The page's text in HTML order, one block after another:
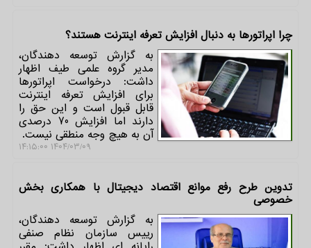
چرا اپراتورها به دنبال افزایش تعرفه اینترنت هستند؟
به گزارش توسعه دهندگان،
مدیر گروه علمی طیف اظهار
داشت: درخواست اپراتورها
برای افزایش تعرفه اینترنت
قابل قبول است و این حق را
دارند اما افزایش 70 درصدی
آن به هیچ وجه منطقی نیست.
۱۴۰۴/۰۳/۰۹ ۱۴:۱۵:۰۰
تدوین طرح رفع موانع اقتصاد دیجیتال با همکاری بخش
خصوصی
به گزارش توسعه دهندگان،
رییس سازمان نظام صنفی